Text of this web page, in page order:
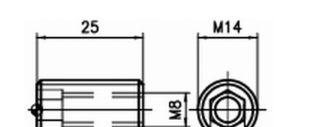
Colonne Elevatrice